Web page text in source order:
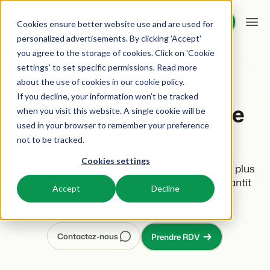
Cookies ensure better website use and are used for
personalized advertisements. By clicking 'Accept'
you agree to the storage of cookies. Click on 'Cookie
settings' to set specific permissions. Read more
about the use of cookies in our cookie policy.
If you decline, your information won’t be tracked
when you visit this website. A single cookie will be
used in your browser to remember your preference
not to be tracked.
Cookies settings
Accept Decline
Démo
Démo
Plateforme
BEX PMS
PMS
Optimisez votre back-office.
Boostez les réservations directes via votre site web.
Optimisez vos décisions grâce à l'analyse des données.
Intégration de site web
Solutions
Booking Experts pour:
Aires de camping, tentes de glamping et caravanes.
Villas, bungalows, chalets et hébergements nature.
Ressources
Connaissance
BEX Academy
Suivez des cours en ligne et devenez un expert.
Tarifs
Témoignages
Moteur de réservation BEX
Transformez les
visiteurs de votre site
web en clients.
Un processus de réservation optimisé favorise plus
de réservations directes (via votre site) et garantit
une expérience client optimale.
Contactez-nous Prendre RDV